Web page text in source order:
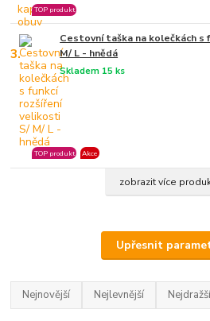
TOP produkt
3.
Cestovní taška na kolečkách
M/ L - hnědá
Skladem 15 ks
TOP produkt Akce
zobrazit více
Upřesnit
Nejnovější Nejlevnější